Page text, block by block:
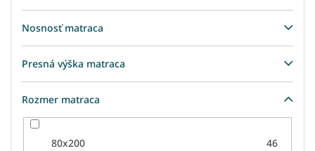
Nosnosť matraca
Presná výška matraca
Rozmer matraca
80x200 46